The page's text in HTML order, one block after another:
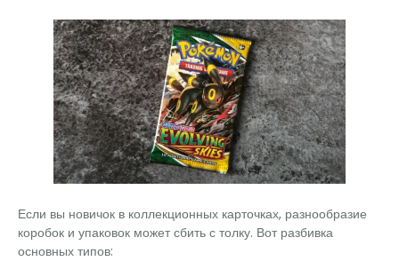
Если вы новичок в коллекционных карточках, разнообразие
коробок и упаковок может сбить с толку. Вот разбивка
основных типов: